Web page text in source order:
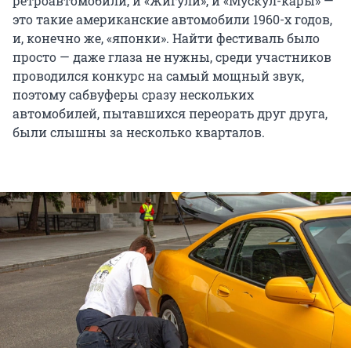
это такие американские автомобили 1960-х годов,
и, конечно же, «японки». Найти фестиваль было
просто — даже глаза не нужны, среди участников
проводился конкурс на самый мощный звук,
поэтому сабвуферы сразу нескольких
автомобилей, пытавшихся переорать друг друга,
были слышны за несколько кварталов.